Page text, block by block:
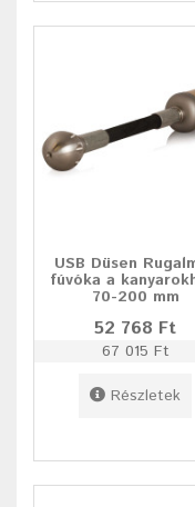
USB Düsen
fúvóka a
70-200 mm
52 768 Ft
67 015 Ft
Részletek